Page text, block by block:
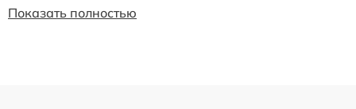
Показать полностью